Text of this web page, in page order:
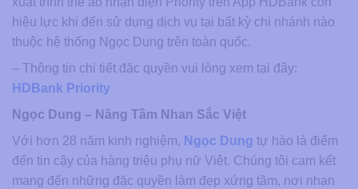
hiệu lực khi đến sử dụng dịch vụ tại bất kỳ chi nhánh nào
thuộc hệ thống Ngọc Dung trên toàn quốc.
– Thông tin chi tiết đặc quyền vui lòng xem tại đây:
HDBank Priority
Ngọc Dung – Nâng Tầm Nhan Sắc Việt
Với hơn 28 năm kinh nghiệm, Ngọc Dung tự hào là điểm
đến tin cậy của hàng triệu phụ nữ Việt. Chúng tôi cam kết
mang đến những đặc quyền làm đẹp xứng tầm, nơi nhan